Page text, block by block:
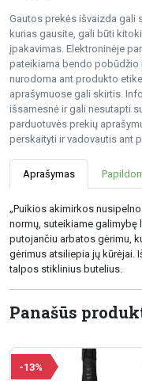
Gautos prekės išvaizda gali
kurias gausite, gali būti
įpakavimas. Elektroninėje
pateikiama bendo pobūdžio
nurodoma ant produkto
aprašymuose gali skirtis.
išsamesnė ir gali nesutapti
parduotuvės prekių
perskaityti ir vadovautis ant
Aprašymas
„Puikios akimirkos
normų, suteikiame galimybę
putojančiu arbatos gėrimu,
gėrimus atsiliepia jų kūrėjai.
talpos stiklinius butelius.
Panašūs
-13%